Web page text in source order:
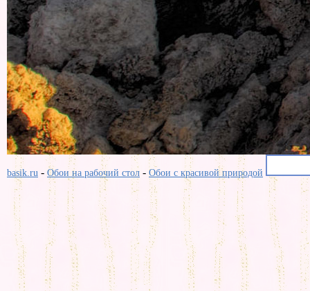
basik.ru - Обои на рабочий стол - Обои с красивой природой